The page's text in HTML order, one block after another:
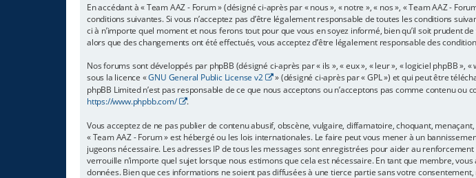
En accédant à « Team AAZ - Forum » (désigné ci-après par « nous », « notre », « nos », « Team AAZ -
conditions suivantes. Si vous n’acceptez pas d’être légalement responsable de toutes les conditions
ci à n’importe quel moment et nous ferons tout pour que vous en soyez informé, bien qu’il soit prudent
alors que des changements ont été effectués, vous acceptez d’être légalement responsable des
Nos forums sont développés par phpBB (désigné ci-après par « ils », « eux », « leur », « logiciel phpBB
sous la licence «GNU General Public License v2 » (désigné ci-après par « GPL ») et qui peut être
phpBB Limited n’est pas responsable de ce que nous acceptons ou n’acceptons pas comme contenu
https://www.phpbb.com/
.
Vous acceptez de ne pas publier de contenu abusif, obscène, vulgaire, diffamatoire, choquant,
« Team AAZ - Forum » est hébergé ou les lois internationales. Le faire peut vous mener à un
jugeons nécessaire. Les adresses IP de tous les messages sont enregistrées pour aider au
verrouille n’importe quel sujet lorsque nous estimons que cela est nécessaire. En tant que membre,
données. Bien que ces informations ne soient pas diffusées à une tierce partie sans votre